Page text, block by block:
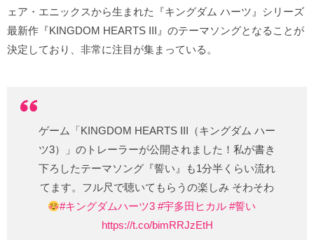
ェア・エニックスから生まれた『キングダム ハーツ』シリーズ
最新作『KINGDOM HEARTS III』のテーマソングとなることが
決定しており、非常に注目が集まっている。
ゲーム「KINGDOM HEARTS III（キングダム ハー
ツ3）」のトレーラーが公開されました！私が書き
下ろしたテーマソング『誓い』も1分半くらい流れ
てます。フル尺で聴いてもらうの楽しみ そわそわ
#キングダムハーツ3 #宇多田ヒカル #誓い
https://t.co/bimRRJzEtH